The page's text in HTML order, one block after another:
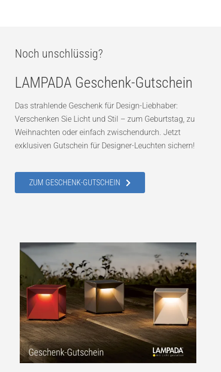
Noch unschlüssig?
LAMPADA Geschenk-Gutschein
Das strahlende Geschenk für Design-Liebhaber:
Verschenken Sie Licht und Stil – zum Geburtstag, zu
Weihnachten oder einfach zwischendurch. Jetzt
exklusiven Gutschein für Designer-Leuchten sichern!
ZUM GESCHENK-GUTSCHEIN